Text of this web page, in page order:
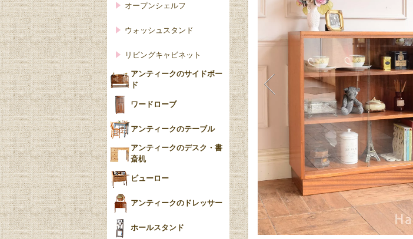
オープンシェルフ
ウォッシュスタンド
リビングキャビネット
アンティークのサイドボー
ド
ワードローブ
アンティークのテーブル
アンティークのデスク・書
斎机
ビューロー
アンティークのドレッサー
ホールスタンド